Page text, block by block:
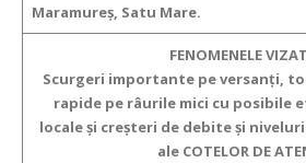
Maramureș, Satu Mare.
FENOMENELE
Scurgeri importante pe versanţi,
rapide pe râurile mici cu posibile
locale şi creşteri de debite şi
ale COTELOR DE